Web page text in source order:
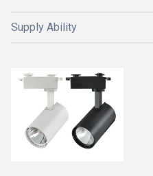
Supply Ability